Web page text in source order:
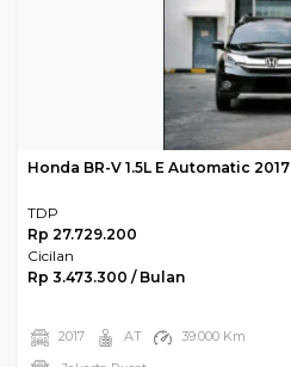
Honda BR-V 1.5L E Automatic 2017
TDP
Rp 27.729.200
Cicilan
Rp 3.473.300 / Bulan
2017 AT
39.000 Km